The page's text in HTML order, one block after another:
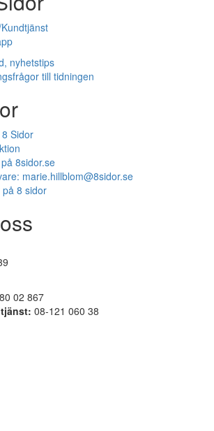
nyhetstips
till tidningen
Sidor
8sidor.se
marie.hillblom@8sidor.se
på 8 sidor
02 867
08-121 060 38